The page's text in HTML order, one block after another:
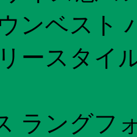
ンベスト
ースタイ
ラングフ